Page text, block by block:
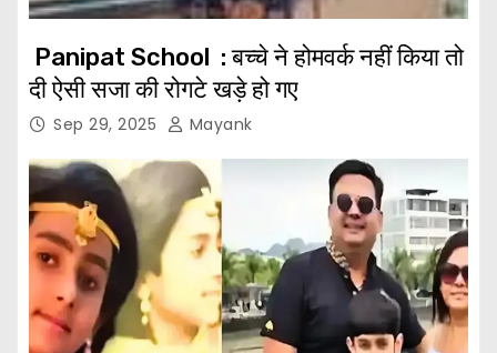
Panipat School : बच्चे ने होमवर्क नहीं किया तो
दी ऐसी सजा की रोगटे खड़े हो गए
Sep 29, 2025 Mayank